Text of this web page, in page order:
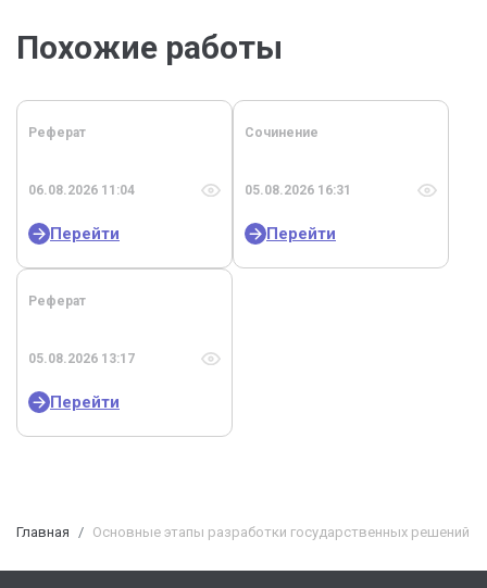
Похожие работы
Реферат
06.08.2026 11:04
Перейти
Сочинение
05.08.2026 16:31
Перейти
Реферат
05.08.2026 13:17
Перейти
Главная Основные этапы разработки государственных решений